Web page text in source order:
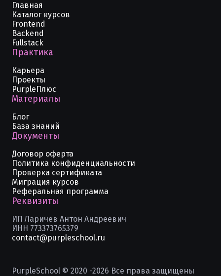
Главная
Каталог курсов
Frontend
Backend
Fullstack
Практика
Карьера
Проекты
PurpleПлюс
Материалы
Блог
База знаний
Документы
Договор оферта
Политика конфиденциальности
Проверка сертификата
Миграция курсов
Реферальная программа
Реквизиты
ИП Ларичев Антон Андреевич
ИНН 773373765379
contact@purpleschool.ru
PurpleSchool © 2020 -2026 Все права защищены